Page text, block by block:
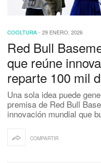
COOLTURA - 29 ENERO, 2026
Red Bull
que reúne
reparte 100 mil
Una sola idea puede
premisa de Red Bull
innovación mundial que
COMPARTIR